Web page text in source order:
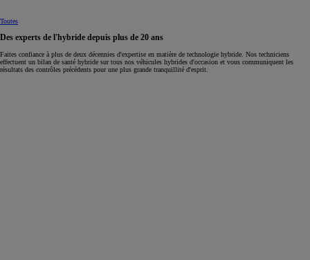
Toutes
Des experts de l'hybride depuis plus de 20 ans
Faites confiance à plus de deux décennies d'expertise en matière de technologie hybride. Nos techniciens
effectuent un bilan de santé hybride sur tous nos véhicules hybrides d'occasion et vous communiquent les
résultats des contrôles précédents pour une plus grande tranquillité d'esprit.